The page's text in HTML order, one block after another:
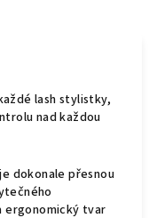
lash stylistky,
nad každou
dokonale přesnou
ergonomický tvar